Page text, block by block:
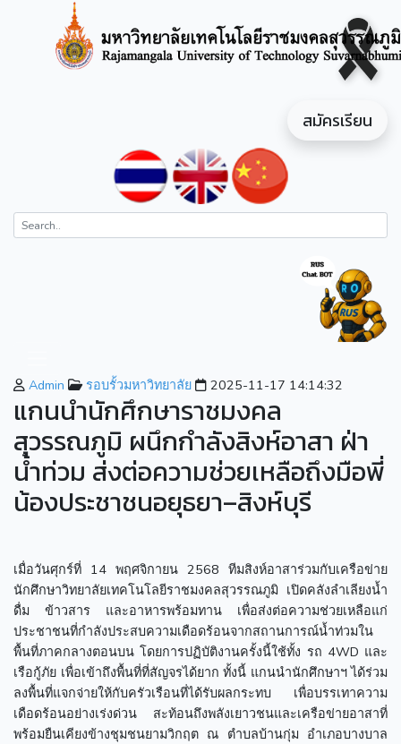
สมัครเรียน
Admin รอบรั้วมหาวิทยาลัย 2025-11-17 14:14:32
แกนนำนักศึกษาราชมงคล
สุวรรณภูมิ ผนึกกำลังสิงห์อาสา ฝ่า
น้ำท่วม ส่งต่อความช่วยเหลือถึงมือพี่
น้องประชาชนอยุธยา–สิงห์บุรี
เมื่อวันศุกร์ที่ 14 พฤศจิกายน 2568 ทีมสิงห์อาสาร่วมกับเครือข่าย
นักศึกษาวิทยาลัยเทคโนโลยีราชมงคลสุวรรณภูมิ เปิดคลังลำเลียงน้ำ
ดื่ม ข้าวสาร และอาหารพร้อมทาน เพื่อส่งต่อความช่วยเหลือแก่
ประชาชนที่กำลังประสบความเดือดร้อนจากสถานการณ์น้ำท่วมใน
พื้นที่ภาคกลางตอนบน โดยการปฏิบัติงานครั้งนี้ใช้ทั้ง รถ 4WD และ
เรือกู้ภัย เพื่อเข้าถึงพื้นที่ที่สัญจรได้ยาก ทั้งนี้ แกนนำนักศึกษาฯ ได้ร่วม
ลงพื้นที่แจกจ่ายให้กับครัวเรือนที่ได้รับผลกระทบ เพื่อบรรเทาความ
เดือดร้อนอย่างเร่งด่วน สะท้อนถึงพลังเยาวชนและเครือข่ายอาสาที่
พร้อมยืนเคียงข้างชุมชนยามวิกฤต ณ ตำบลบ้านกุ่ม อำเภอบางบาล